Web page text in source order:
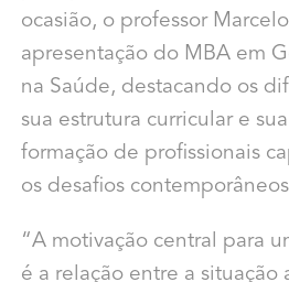
ocasião, o professor
apresentação do MBA em
na Saúde, destacando os
sua estrutura curricular e
formação de profissionais
os desafios
“A motivação central para
é a relação entre a situação